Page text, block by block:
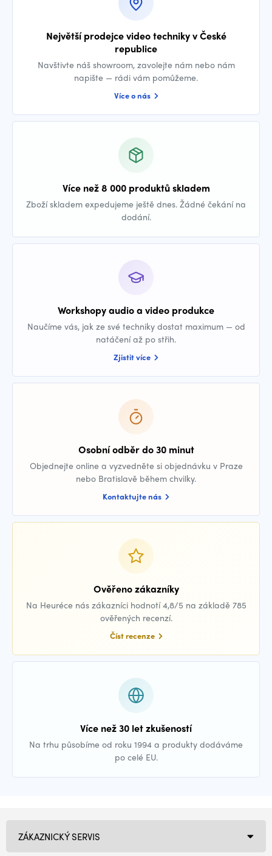
Největší prodejce video techniky v České
republice
Navštivte náš showroom, zavolejte nám nebo nám
napište — rádi vám pomůžeme.
Více o nás
Více než 8 000 produktů skladem
Zboží skladem expedujeme ještě dnes. Žádné čekání na
dodání.
Workshopy audio a video produkce
Naučíme vás, jak ze své techniky dostat maximum — od
natáčení až po střih.
Zjistit více
Osobní odběr do 30 minut
Objednejte online a vyzvedněte si objednávku v Praze
nebo Bratislavě během chvilky.
Kontaktujte nás
Ověřeno zákazníky
Na Heuréce nás zákazníci hodnotí 4,8/5 na základě 785
ověřených recenzí.
Číst recenze
Více než 30 let zkušeností
Na trhu působíme od roku 1994 a produkty dodáváme
po celé EU.
ZÁKAZNICKÝ SERVIS